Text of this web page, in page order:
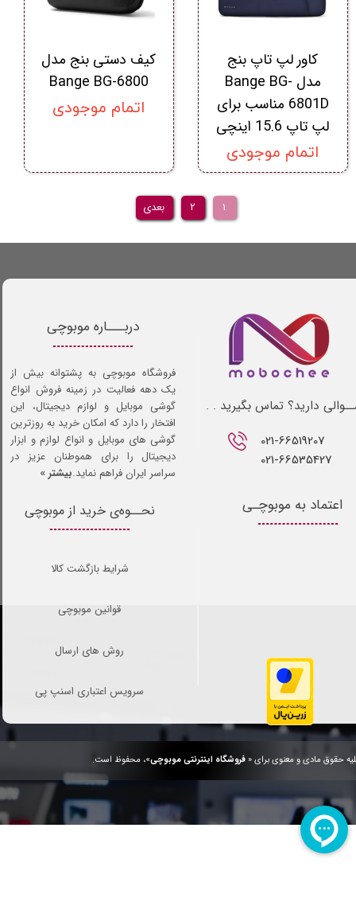
کاور لپ تاپ بنج
مدل Bange BG-
6801D مناسب برای
لپ تاپ 15.6 اینچی
اتمام موجودی
کیف دستی بنج مدل
Bange BG-6800
اتمام موجودی
۱ ۲ بعدی
حقوق مادی و معنوی برای «فروشگاه اینترنتی موبوچی»، محفوظ است.
021-66519207​​​​​​​
021-66535427
دارید؟ تماس بگیرید . .
نحــوه‌ی خرید از موبوچی
شرایط بازگشت کالا
قوانین موبوچی
روش های ارسال
سرویس اعتباری اسنپ پی
اعتماد به موبوچـی
دربـــاره موبوچی
فروشگاه موبوچی به پشتوانه بیش از
یک دهه فعالیت در زمینه فروش انواع
گوشی موبایل و لوازم دیجیتال، این
افتخار را دارد که امکان خرید به روزترین
گوشی های موبایل و انواع لوازم و ابزار
دیجیتال را برای هموطنان عزیز در
سراسر ایران فراهم نماید.بیشتر »